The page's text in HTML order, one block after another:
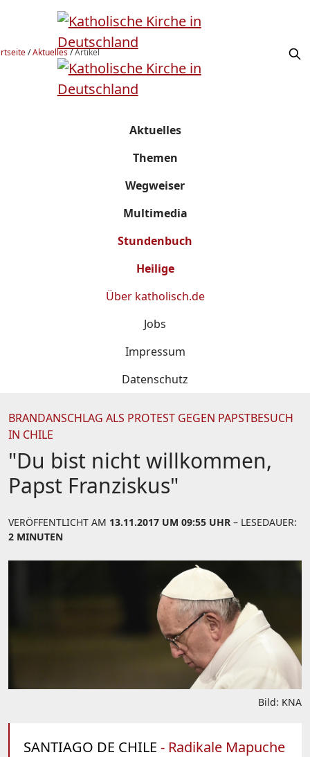
/Aktuelles/Artikel
Aktuelles
Themen
Wegweiser
Multimedia
Stundenbuch
Heilige
Über katholisch.de
Jobs
Impressum
Datenschutz
BRANDANSCHLAG ALS PROTEST GEGEN PAPSTBESUCH
IN CHILE
"Du bist nicht willkommen,
Papst Franziskus"
VERÖFFENTLICHT AM 13.11.2017 UM 09:55 UHR – LESEDAUER:
2 MINUTEN
Bild: KNA
SANTIAGO DE CHILE - Radikale Mapuche